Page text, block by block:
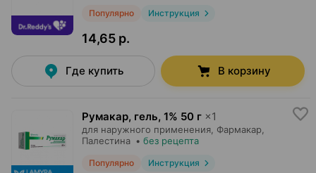
Популярно Инструкция
14,65 р.
Где купить В корзину
Румакар, гель, 1% 50 г ×1
для наружного применения, Фармакар
Палестина • без рецепта
Популярно Инструкция